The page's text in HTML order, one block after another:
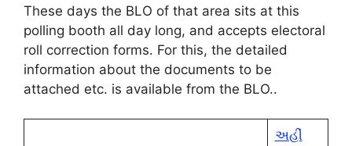
These days the BLO of that area sits at this
polling booth all day long, and accepts electoral
roll correction forms. For this, the detailed
information about the documents to be
attached etc. is available from the BLO..
અહીં